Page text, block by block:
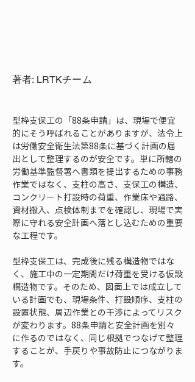
著者: LRTKチーム
型枠支保工の「88条申請」は、現場で便宜
的にそう呼ばれることがありますが、法令上
は労働安全衛生法第88条に基づく計画の届
出として整理するのが安全です。単に所轄の
労働基準監督署へ書類を提出するための事務
作業ではなく、支柱の高さ、支保工の構造、
コンクリート打設時の荷重、作業床や通路、
資材搬入、点検体制までを確認し、現場で実
際に守れる安全計画へ落とし込むための重要
な工程です。
型枠支保工は、完成後に残る構造物ではな
く、施工中の一定期間だけ荷重を受ける仮設
構造物です。そのため、図面上では成立して
いる計画でも、現場条件、打設順序、支柱の
設置状態、周辺作業との干渉によってリスク
が変わります。88条申請と安全計画を別々
に作るのではなく、同じ根拠でつなげて整理
することが、手戻りや事故防止につながりま
す。